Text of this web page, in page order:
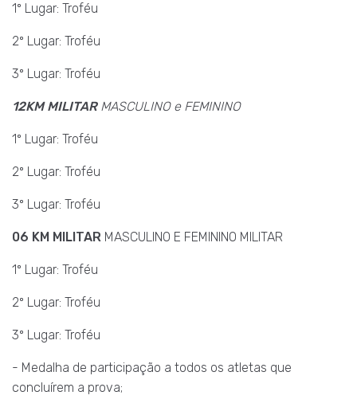
1º Lugar: Troféu
2º Lugar: Troféu
3º Lugar: Troféu
12KM MILITARMASCULINO e FEMININO
1º Lugar: Troféu
2º Lugar: Troféu
3º Lugar: Troféu
06 KM MILITAR MASCULINO E FEMININO MILITAR
1º Lugar: Troféu
2º Lugar: Troféu
3º Lugar: Troféu
- Medalha de participação a todos os atletas que
concluírem a prova;